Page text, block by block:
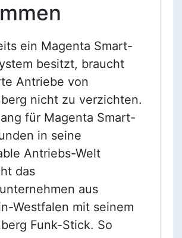
ein Magenta Smart-
besitzt, braucht
Antriebe von
nicht zu verzichten.
für Magenta Smart-
in seine
Antriebs-Welt
das
aus
Westfalen mit seinem
Funk-Stick. So